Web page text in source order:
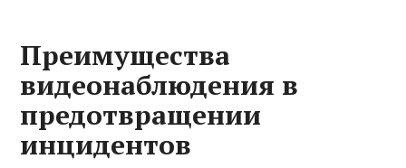
Преимущества
видеонаблюдения в
предотвращении
инцидентов